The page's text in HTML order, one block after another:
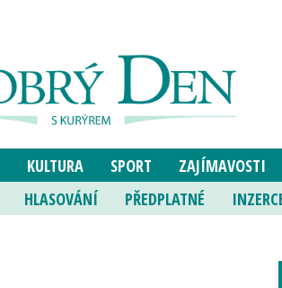
KULTURA SPORT
ZAJÍMAVOSTI
HLASOVÁNÍ PŘEDPLATNÉ